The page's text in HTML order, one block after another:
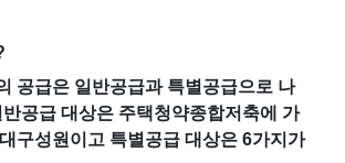
공급은 일반공급과 특별공급으로 나
공급 대상은 주택청약종합저축에 가
구성원이고 특별공급 대상은 6가지가